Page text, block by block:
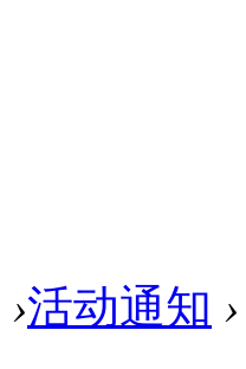
›活动通知 ›